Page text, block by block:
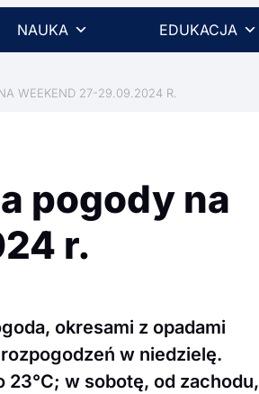
NAUKA EDUKACJA
WEEKEND 27-29.09.2024 R.
pogody na
r.
okresami z opadami
w niedzielę.
23°C; w sobotę, od zachodu,